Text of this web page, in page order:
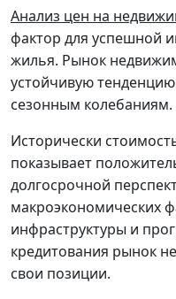
Анализ цен на
фактор для успешной
жилья. Рынок
устойчивую
сезонным колебаниям.
Исторически
показывает
долгосрочной
макроэкономических
инфраструктуры и
кредитования рынок
свои позиции.